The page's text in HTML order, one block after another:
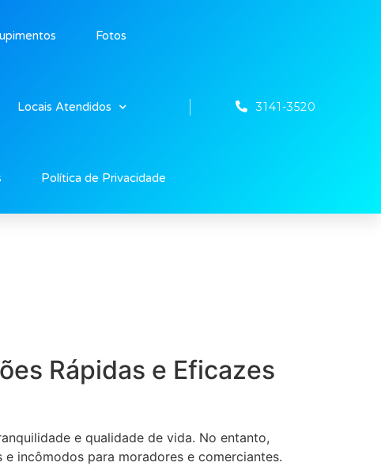
Fotos
Locais Atendidos
Política de Privacidade
3141-3520
Rápidas e Eficazes
e qualidade de vida. No entanto,
incômodos para moradores e comerciantes.